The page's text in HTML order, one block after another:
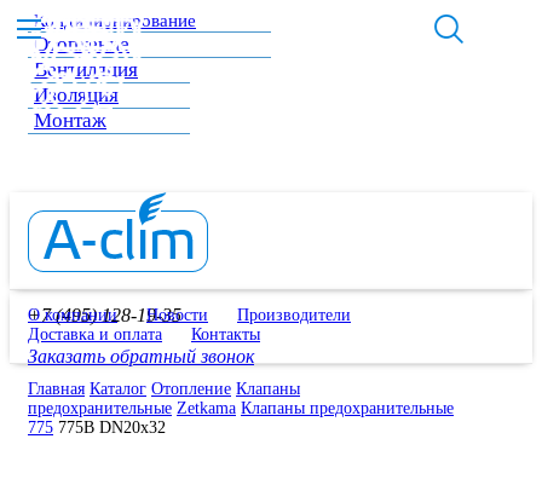
Кондиционирование
Отопление
Вентиляция
Изоляция
Монтаж
+7 (495) 128-19-35
Заказать обратный звонок
О компании Новости
Производители
Доставка и оплата
Контакты
Главная Каталог Отопление Клапаны
предохранительные Zetkama Клапаны предохранительные
775 775B DN20x32